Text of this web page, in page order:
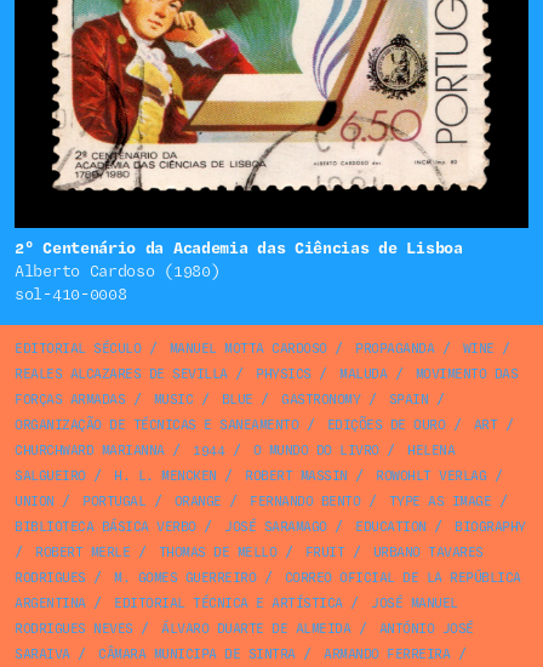
2º Centenário da Academia das Ciências de Lisboa
Alberto Cardoso (1980)
sol-410-0008
EDITORIAL SÉCULO/ MANUEL MOTTA CARDOSO/ PROPAGANDA/ WINE /
REALES ALCAZARES DE SEVILLA/ PHYSICS / MALUDA/
MOVIMENTO DAS
FORÇAS ARMADAS / MUSIC / BLUE / GASTRONOMY/ SPAIN /
ORGANIZAÇÃO DE TÉCNICAS E SANEAMENTO/ EDIÇÕES DE OURO/ ART/
CHURCHWARD MARIANNA/ 1944/ O MUNDO DO LIVRO/
HELENA
SALGUEIRO/ H. L. MENCKEN / ROBERT MASSIN / ROWOHLT VERLAG /
UNION / PORTUGAL/ ORANGE / FERNANDO BENTO/ TYPE AS IMAGE /
BIBLIOTECA BÁSICA VERBO/ JOSÉ SARAMAGO/ EDUCATION /
BIOGRAPHY
/
ROBERT MERLE / THOMAS DE MELLO/ FRUIT/
URBANO TAVARES
RODRIGUES / M. GOMES GUERREIRO/
CORREO OFICIAL DE LA REPÚBLICA
ARGENTINA/ EDITORIAL TÉCNICA E ARTÍSTICA/
JOSÉ MANUEL
RODRIGUES NEVES / ÁLVARO DUARTE DE ALMEIDA/
ANTÓNIO JOSÉ
SARAIVA/ CÂMARA MUNICIPA DE SINTRA/ ARMANDO FERREIRA/